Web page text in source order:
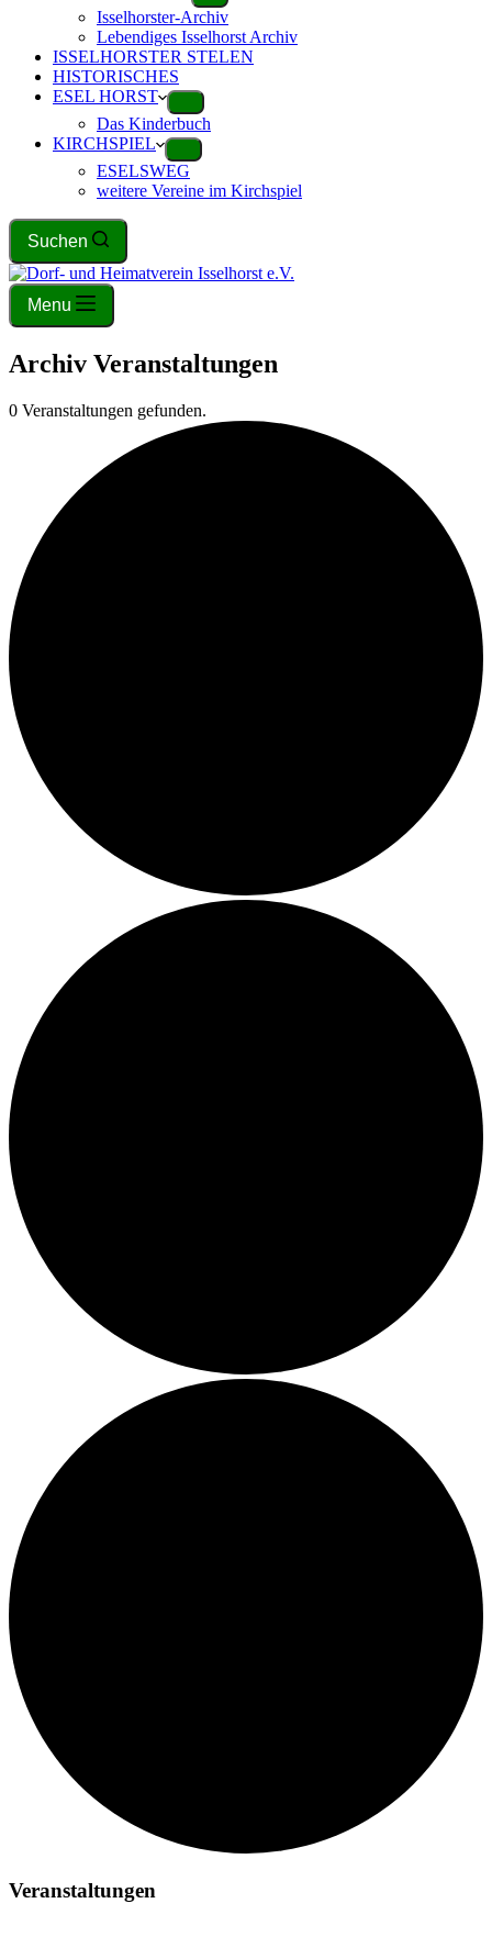
Isselhorster-Archiv
Lebendiges Isselhorst Archiv
ISSELHORSTER STELEN
HISTORISCHES
ESEL HORST
Das Kinderbuch
KIRCHSPIEL
ESELSWEG
weitere Vereine im Kirchspiel
Suchen
Menu
Archiv Veranstaltungen
0 Veranstaltungen gefunden.
Veranstaltungen